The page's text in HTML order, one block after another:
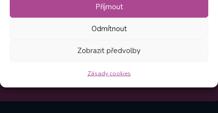
Příjmout
Odmítnout
Zobrazit předvolby
Zásady cookies
zasílat novinky v souladu s našimiZásadami